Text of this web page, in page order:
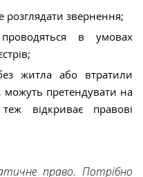
звернення;
проводяться в умовах
житла або втратили
претендувати на
відкриває правові
право. Потрібно